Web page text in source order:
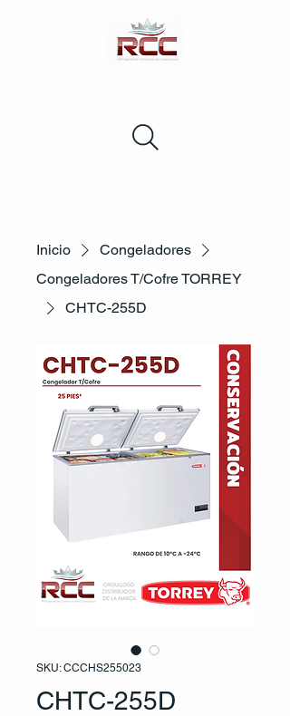
Inicio
Congeladores
Congeladores T/Cofre TORREY
CHTC-255D
SKU: CCCHS255023
CHTC-255D